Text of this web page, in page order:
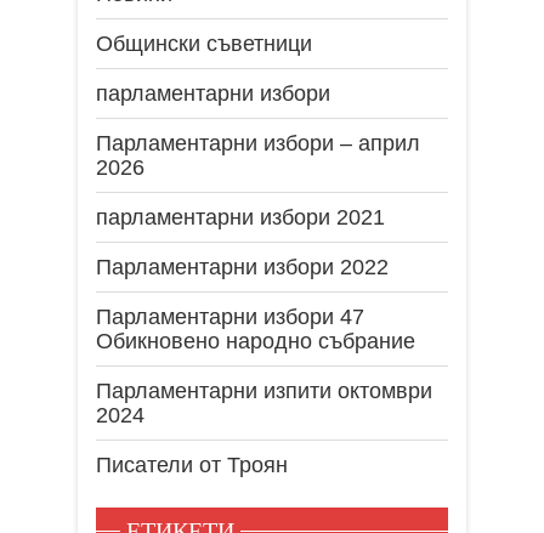
Общински съветници
парламентарни избори
Парламентарни избори – април
2026
парламентарни избори 2021
Парламентарни избори 2022
Парламентарни избори 47
Обикновено народно събрание
Парламентарни изпити октомври
2024
Писатели от Троян